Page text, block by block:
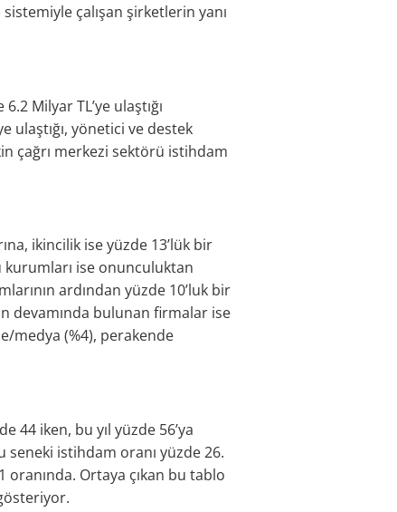
çalışan şirketlerin yanı
Milyar TL’ye ulaştığı
ulaştığı, yönetici ve destek
çağrı merkezi sektörü istihdam
ikincilik ise yüzde 13’lük bir
kurumları ise onunculuktan
ardından yüzde 10’luk bir
devamında bulunan firmalar ise
medya (%4), perakende
44 iken, bu yıl yüzde 56’ya
istihdam oranı yüzde 26.
oranında. Ortaya çıkan bu tablo